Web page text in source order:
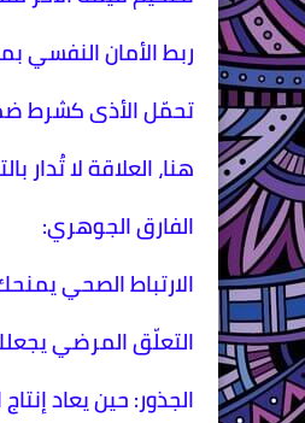
ربط الأمان النفسي
تحمّل الأذى كشرط
هنا، العلاقة لا تُدار
الفارق الجوهري:
الارتباط الصحي
التعلّق المرضي
الجذور: حين يعاد